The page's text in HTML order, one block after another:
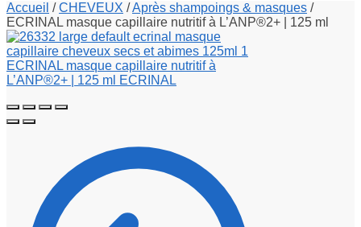
Accueil /CHEVEUX /Après shampoings & masques /
ECRINAL masque capillaire nutritif à L’ANP®2+ | 125 ml